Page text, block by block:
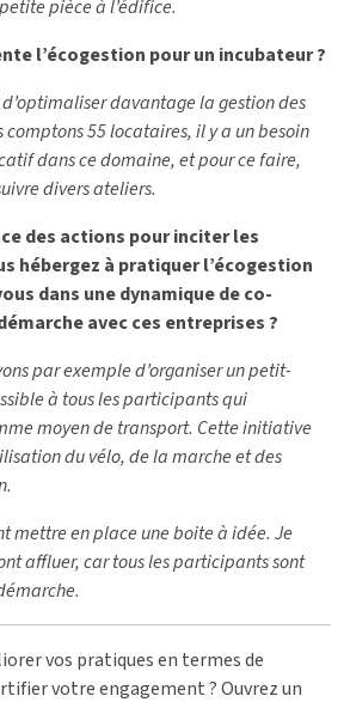
pièce à l’édifice.
l’écogestion pour un incubateur ?
davantage la gestion des
comptons 55 locataires, il y a un besoin
dans ce domaine, et pour ce faire,
divers ateliers.
des actions pour inciter les
hébergez à pratiquer l’écogestion
dans une dynamique de co-
avec ces entreprises ?
par exemple d’organiser un petit-
à tous les participants qui
moyen de transport. Cette initiative
du vélo, de la marche et des
mettre en place une boite à idée. Je
affluer, car tous les participants sont
vos pratiques en termes de
votre engagement ? Ouvrez un